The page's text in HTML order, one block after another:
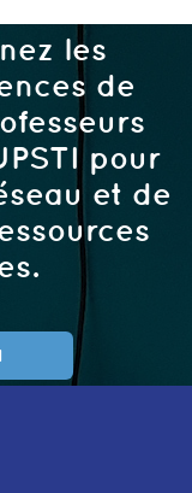
les
de
pour
et de